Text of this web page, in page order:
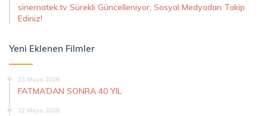
sinematek.tv Sürekli Güncelleniyor, Sosyal Medyadan Takip
Ediniz!
Yeni Eklenen Filmler
23 Mayıs 2026
FATMA’DAN SONRA 40 YIL
22 Mayıs 2026